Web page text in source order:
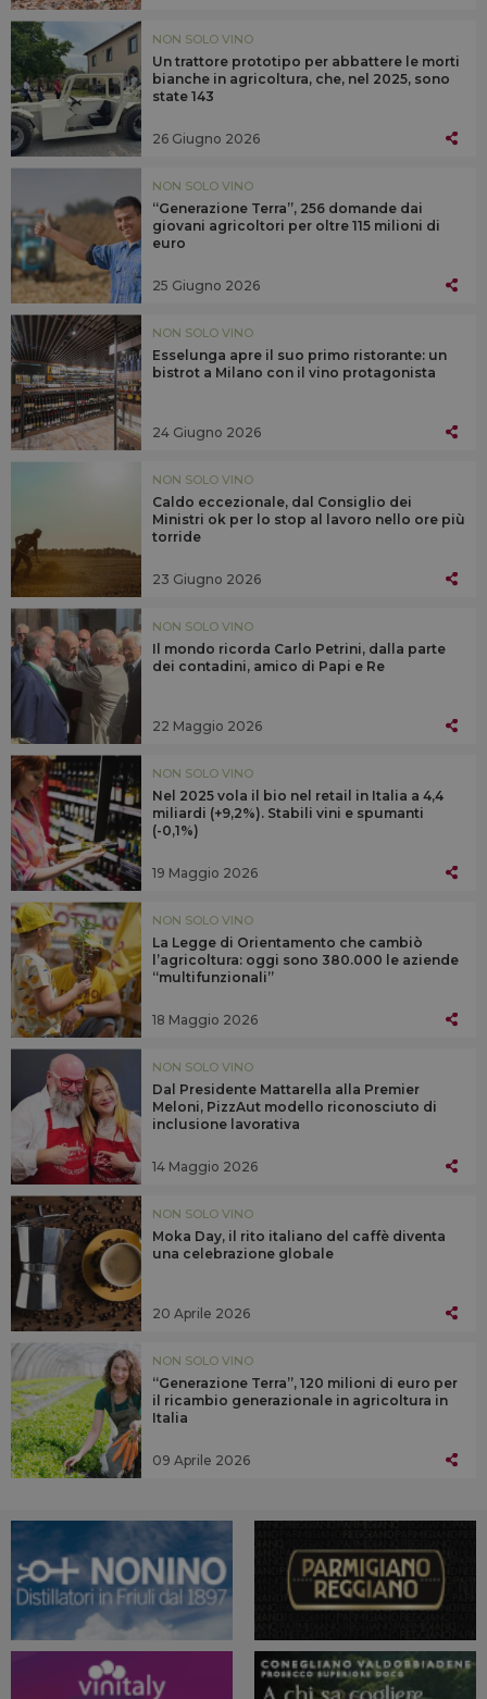
NON SOLO VINO
Un trattore prototipo per abbattere le morti
bianche in agricoltura, che, nel 2025, sono
state 143
26 Giugno 2026
NON SOLO VINO
“Generazione Terra”, 256 domande dai
giovani agricoltori per oltre 115 milioni di
euro
25 Giugno 2026
NON SOLO VINO
Esselunga apre il suo primo ristorante: un
bistrot a Milano con il vino protagonista
24 Giugno 2026
NON SOLO VINO
Caldo eccezionale, dal Consiglio dei
Ministri ok per lo stop al lavoro nello ore più
torride
23 Giugno 2026
NON SOLO VINO
Il mondo ricorda Carlo Petrini, dalla parte
dei contadini, amico di Papi e Re
22 Maggio 2026
NON SOLO VINO
Nel 2025 vola il bio nel retail in Italia a 4,4
miliardi (+9,2%). Stabili vini e spumanti
(-0,1%)
19 Maggio 2026
NON SOLO VINO
La Legge di Orientamento che cambiò
l’agricoltura: oggi sono 380.000 le aziende
“multifunzionali”
18 Maggio 2026
NON SOLO VINO
Dal Presidente Mattarella alla Premier
Meloni, PizzAut modello riconosciuto di
inclusione lavorativa
14 Maggio 2026
NON SOLO VINO
Moka Day, il rito italiano del caffè diventa
una celebrazione globale
20 Aprile 2026
NON SOLO VINO
“Generazione Terra”, 120 milioni di euro per
il ricambio generazionale in agricoltura in
Italia
09 Aprile 2026